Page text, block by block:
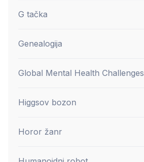
G tačka
Genealogija
Global Mental Health Challenges
Higgsov bozon
Horor žanr